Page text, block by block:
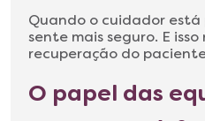
Quando o cuidador está
sente mais seguro. E
recuperação do
O papel das